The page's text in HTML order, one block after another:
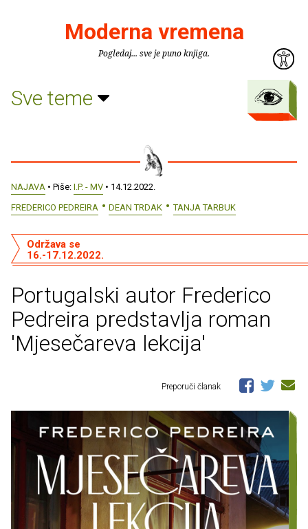
Moderna vremena
Pogledaj... sve je puno knjiga.
Sve teme
NAJAVA • Piše: I.P. - MV • 14.12.2022.
FREDERICO PEDREIRA
DEAN TRDAK TANJA TARBUK
Portugalski autor Frederico
Pedreira predstavlja roman
'Mjesečareva lekcija'
Održava se
16.-17.12.2022.
Preporuči članak